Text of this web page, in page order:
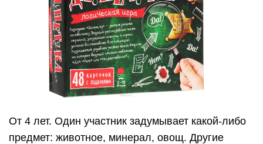
От 4 лет. Один участник задумывает какой-либо
предмет: животное, минерал, овощ. Другие